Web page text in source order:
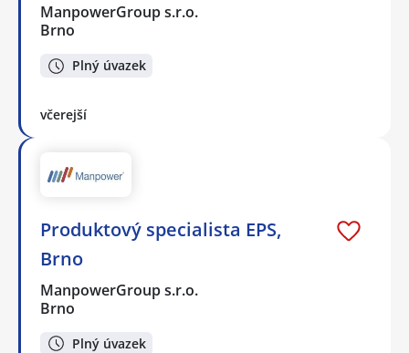
ManpowerGroup s.r.o.
Brno
Plný úvazek
včerejší
Produktový specialista EPS,
Brno
ManpowerGroup s.r.o.
Brno
Plný úvazek